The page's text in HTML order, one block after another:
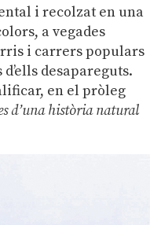
i recolzat en una
a vegades
i carrers populars
desapareguts.
en el pròleg
d’una història natural